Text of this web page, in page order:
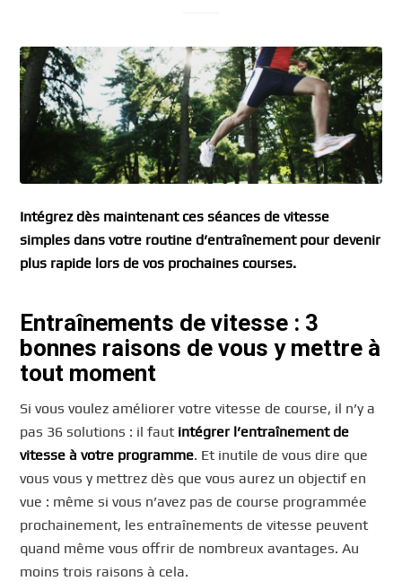
Intégrez dès maintenant ces séances de vitesse
simples dans votre routine d’entraînement pour devenir
plus rapide lors de vos prochaines courses.
Entraînements de vitesse : 3
bonnes raisons de vous y mettre à
tout moment
Si vous voulez améliorer votre vitesse de course, il n’y a
pas 36 solutions : il faut intégrer l’entraînement de
vitesse à votre programme. Et inutile de vous dire que
vous vous y mettrez dès que vous aurez un objectif en
vue : même si vous n’avez pas de course programmée
prochainement, les entraînements de vitesse peuvent
quand même vous offrir de nombreux avantages. Au
moins trois raisons à cela.